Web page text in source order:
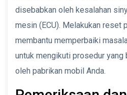
disebabkan oleh kesalahan
mesin (ECU). Melakukan reset
membantu memperbaiki
untuk mengikuti prosedur yang
oleh pabrikan mobil Anda.